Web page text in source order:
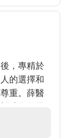
，專精於
的選擇和
重。薛醫
熱情的態